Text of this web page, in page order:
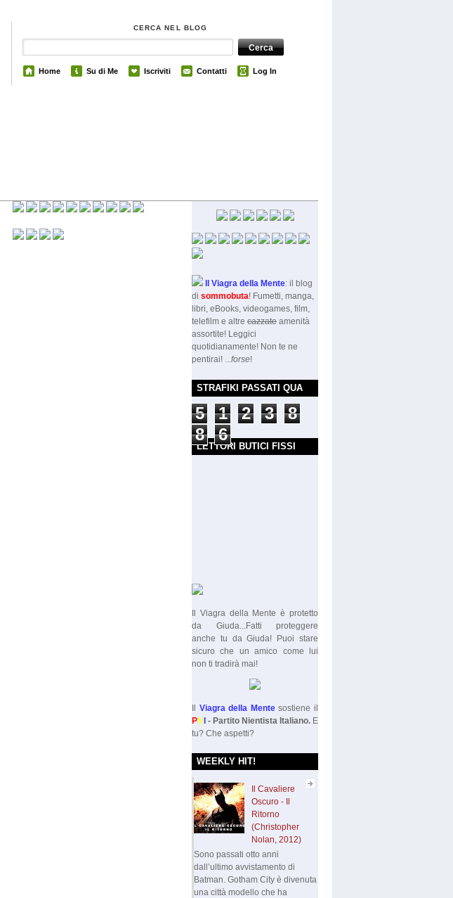
CERCA NEL BLOG
Home Su di Me Iscriviti Contatti Log In
Il Viagra della Mente: il blog
di sommobuta! Fumetti, manga,
libri, eBooks, videogames, film,
telefilm e altre cazzate amenità
assortite! Leggici
quotidianamente! Non te ne
pentirai! ...forse!
STRAFIKI PASSATI QUA
5 1 2 3
8
8
6
LETTORI BUTICI FISSI
Il Viagra della Mente è protetto
da Giuda...Fatti proteggere
anche tu da Giuda! Puoi stare
sicuro che un amico come lui
non ti tradirà mai!
Il Viagra della Mentesostiene il
PNI - Partito Nientista Italiano. E
tu? Che aspetti?
WEEKLY HIT!
Il Cavaliere
Oscuro - Il
Ritorno
(Christopher
Nolan, 2012)
Sono passati otto anni
dall’ultimo avvistamento di
Batman. Gotham City è divenuta
una città modello che ha